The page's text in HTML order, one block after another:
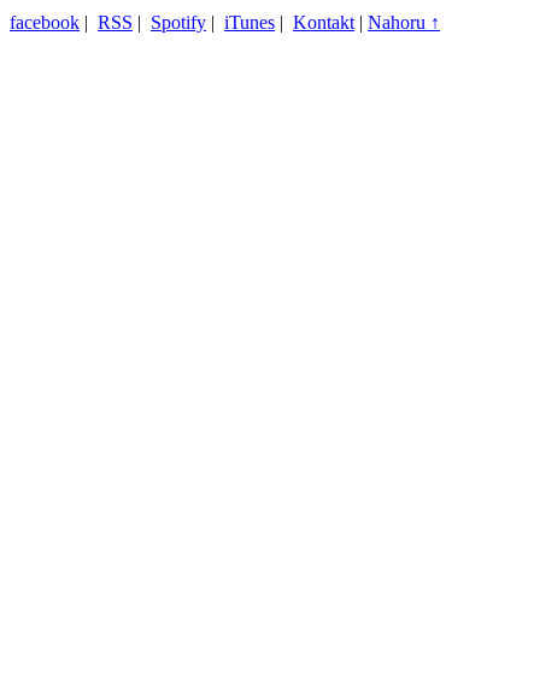
facebook | RSS | Spotify | iTunes | Kontakt | Nahoru ↑